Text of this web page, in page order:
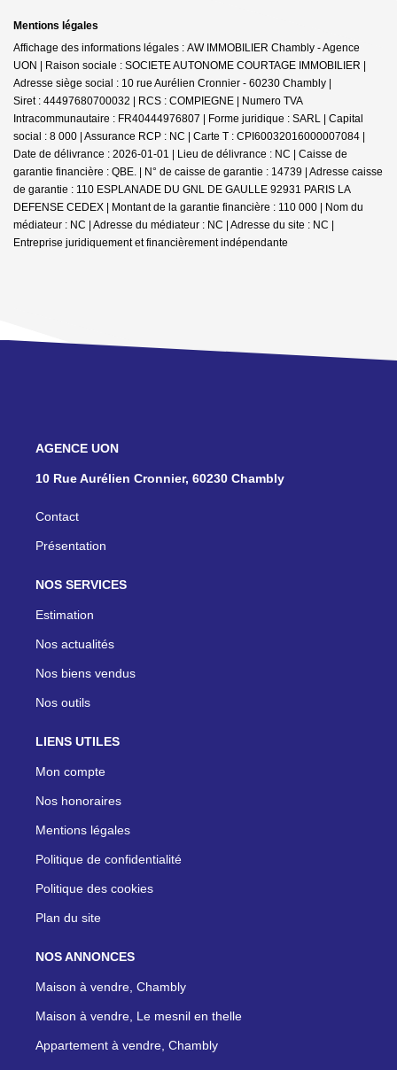
Mentions légales
Affichage des informations légales : AW IMMOBILIER Chambly - Agence
UON | Raison sociale : SOCIETE AUTONOME COURTAGE IMMOBILIER |
Adresse siège social : 10 rue Aurélien Cronnier - 60230 Chambly |
Siret : 44497680700032 | RCS : COMPIEGNE | Numero TVA
Intracommunautaire : FR40444976807 | Forme juridique : SARL | Capital
social : 8 000 | Assurance RCP : NC | Carte T : CPI60032016000007084 |
Date de délivrance : 2026-01-01 | Lieu de délivrance : NC | Caisse de
garantie financière : QBE. | N° de caisse de garantie : 14739 | Adresse caisse
de garantie : 110 ESPLANADE DU GNL DE GAULLE 92931 PARIS LA
DEFENSE CEDEX | Montant de la garantie financière : 110 000 | Nom du
médiateur : NC | Adresse du médiateur : NC | Adresse du site : NC |
Entreprise juridiquement et financièrement indépendante
NOS AGENCES
10 Rue Aurélien Cronnier, 60230 Chambly
Contact
Présentation
NOS SERVICES
Estimation
Nos actualités
Nos biens vendus
Nos outils
LIENS UTILES
Mon compte
Nos honoraires
Mentions légales
Politique de confidentialité
Politique des cookies
Plan du site
NOS ANNONCES
Maison à vendre, Chambly
Maison à vendre, Le mesnil en thelle
Appartement à vendre, Chambly